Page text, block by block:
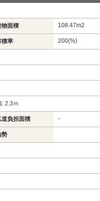
物面積 108.47m2
積率 200(%)
2.3ｍ
道負担面積 -
勢